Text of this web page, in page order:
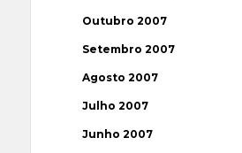
Outubro 2007
Setembro 2007
Agosto 2007
Julho 2007
Junho 2007